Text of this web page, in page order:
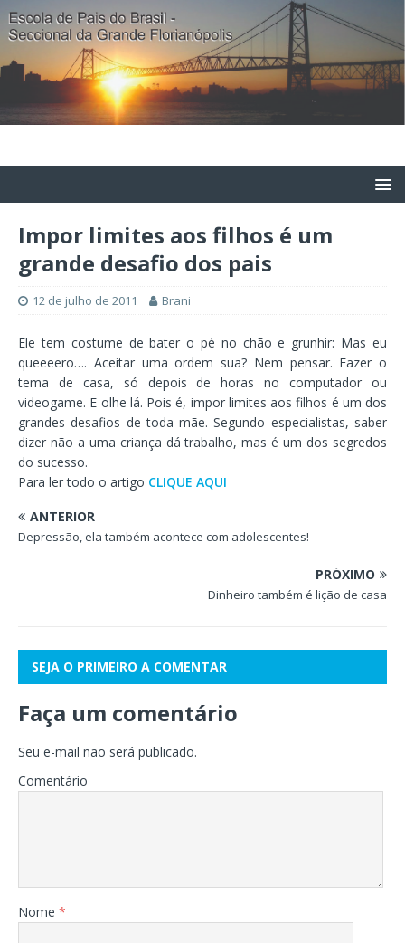
Impor limites aos filhos é um
grande desafio dos pais
12 de julho de 2011 Brani
Ele tem costume de bater o pé no chão e grunhir: Mas eu
queeeero…. Aceitar uma ordem sua? Nem pensar. Fazer o
tema de casa, só depois de horas no computador ou
videogame. E olhe lá. Pois é, impor limites aos filhos é um dos
grandes desafios de toda mãe. Segundo especialistas, saber
dizer não a uma criança dá trabalho, mas é um dos segredos
do sucesso.
Para ler todo o artigo CLIQUE AQUI
ANTERIOR
Depressão, ela também acontece com adolescentes!
PRÓXIMO
Dinheiro também é lição de casa
SEJA O PRIMEIRO A COMENTAR
Faça um comentário
Seu e-mail não será publicado.
Comentário
Nome *